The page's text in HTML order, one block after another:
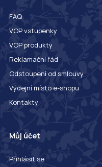
FAQ
VOP vstupenky
VOP produkty
Reklamační řád
Odstoupení od smlouvy
Výdejní místo e-shopu
Kontakty
Můj účet
Přihlásit se